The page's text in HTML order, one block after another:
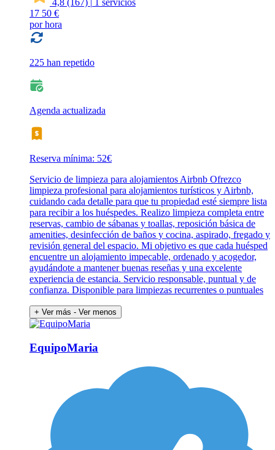
4,8 (167)
1 servicios
17 50 €
por hora
225 han repetido
Agenda actualizada
Reserva mínima: 52€
Servicio de limpieza para alojamientos Airbnb Ofrezco
limpieza profesional para alojamientos turísticos y Airbnb,
cuidando cada detalle para que tu propiedad esté siempre lista
para recibir a los huéspedes. Realizo limpieza completa entre
reservas, cambio de sábanas y toallas, reposición básica de
amenities, desinfección de baños y cocina, aspirado, fregado y
revisión general del espacio. Mi objetivo es que cada huésped
encuentre un alojamiento impecable, ordenado y acogedor,
ayudándote a mantener buenas reseñas y una excelente
experiencia de estancia. Servicio responsable, puntual y de
confianza. Disponible para limpiezas recurrentes o puntuales
+ Ver más - Ver menos
EquipoMaria